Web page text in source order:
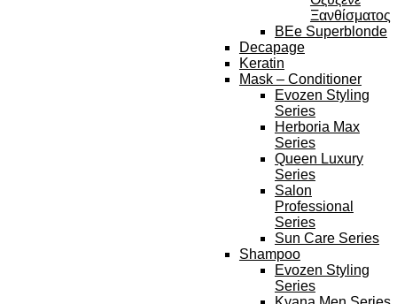
Ξανθίσματος
BEe Superblonde
Decapage
Keratin
Mask – Conditioner
Evozen Styling
Series
Herboria Max
Series
Queen Luxury
Series
Salon
Professional
Series
Sun Care Series
Shampoo
Evozen Styling
Series